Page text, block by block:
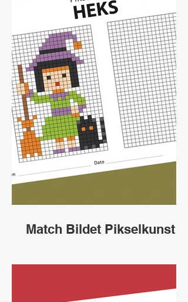
Match Bildet Pikselkunst